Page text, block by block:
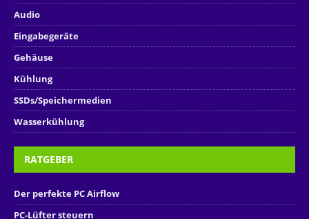
Audio
Eingabegeräte
Gehäuse
Kühlung
SSDs/Speichermedien
Wasserkühlung
RATGEBER
Der perfekte PC Airflow
PC-Lüfter steuern